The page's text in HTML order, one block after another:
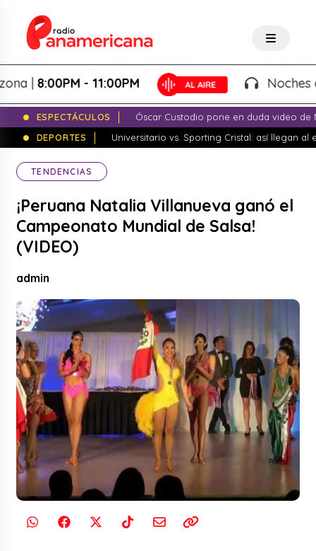
|8:00PM - 11:00PM Noches de
ESPECTÁCULOS
Óscar Custodio pone en duda video de
DEPORTES
Universitario vs. Sporting Cristal: así llegan al
TENDENCIAS
¡Peruana Natalia Villanueva ganó el
Campeonato Mundial de Salsa!
(VIDEO)
admin